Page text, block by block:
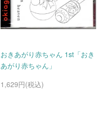
おきあがり赤ちゃん 1st「おき
あがり赤ちゃん」
1,629円(税込)